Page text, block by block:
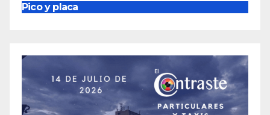
Pico y placa